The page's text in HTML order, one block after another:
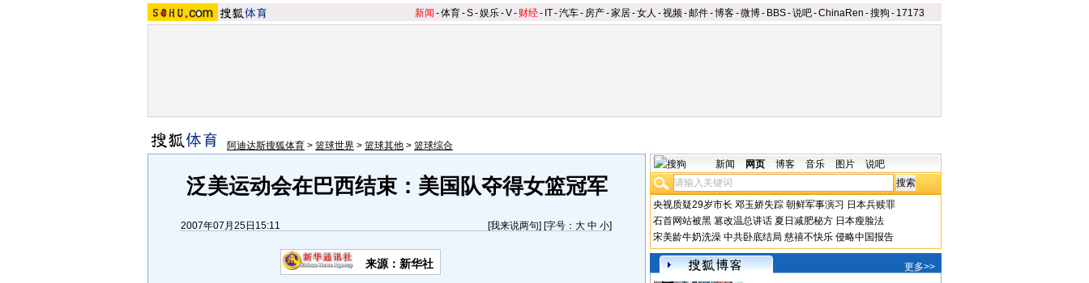
新闻 -体育-S-娱乐-V- 财经- IT-汽车- 房产-家居-女人 -视频-邮件-博客-微博- BBS-说吧-ChinaRen -搜狗 - 17173
阿迪达斯搜狐体育 > 篮球世界 > 篮球其他 > 篮球综合
泛美运动会在巴西结束：美国队夺得女篮冠军
2007年07月25日15:11 [我来说两句] [字号： 大 中 小]
来源：新华社
新闻 网页 博客 音乐 图片 说吧
央视质疑29岁市长 邓玉娇失踪 朝鲜军事演习 日本兵赎罪
石首网站被黑 篡改温总讲话 夏日减肥秘方 日本瘦脸法
宋美龄牛奶洗澡 中共卧底结局 慈禧不快乐 侵略中国报告
更多>>